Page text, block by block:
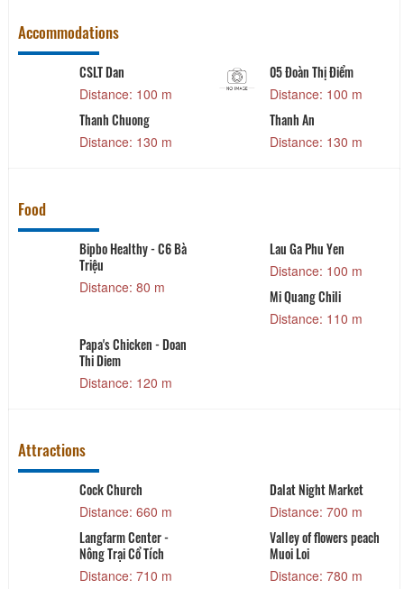
Accommodations
CSLT Dan
Distance: 100 m
05 Đoàn Thị Điểm
Distance: 100 m
Thanh Chuong
Distance: 130 m
Thanh An
Distance: 130 m
Food
Bipbo Healthy - C6 Bà
Triệu
Distance: 80 m
Lau Ga Phu Yen
Distance: 100 m
Mi Quang Chili
Distance: 110 m
Papa's Chicken - Doan
Thi Diem
Distance: 120 m
Attractions
Cock Church
Distance: 660 m
Dalat Night Market
Distance: 700 m
Langfarm Center -
Nông Trại Cổ Tích
Distance: 710 m
Valley of flowers peach
Muoi Loi
Distance: 780 m